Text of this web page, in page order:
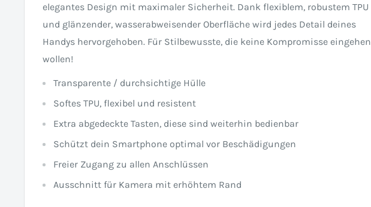
elegantes Design mit maximaler Sicherheit. Dank flexiblem, robustem TPU
und glänzender, wasserabweisender Oberfläche wird jedes Detail deines
Handys hervorgehoben. Für Stilbewusste, die keine Kompromisse eingehen
wollen!
Transparente / durchsichtige Hülle
Softes TPU, flexibel und resistent
Extra abgedeckte Tasten, diese sind weiterhin bedienbar
Schützt dein Smartphone optimal vor Beschädigungen
Freier Zugang zu allen Anschlüssen
Ausschnitt für Kamera mit erhöhtem Rand